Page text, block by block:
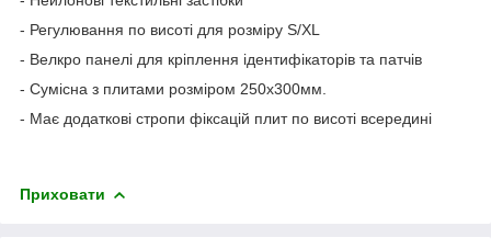
- Регулювання по висоті для розміру S/XL
- Велкро панелі для кріплення ідентифікаторів та патчів
- Сумісна з плитами розміром 250х300мм.
- Має додаткові стропи фіксацій плит по висоті всередині
Приховати